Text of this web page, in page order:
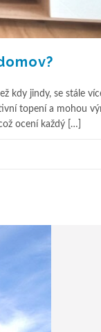
kdy jindy, se stále
topení a mohou
ocení každý […]